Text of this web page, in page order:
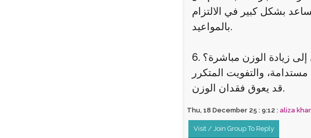
بشكل كبير في الالتزام
بالمواعيد.
إلى زيادة الوزن مباشرة؟
والتفويت المتكرر
قد يعوق فقدان الوزن.
Thu, 18 December 25 : 9:12 : aliza
Visit / Join Group To Reply